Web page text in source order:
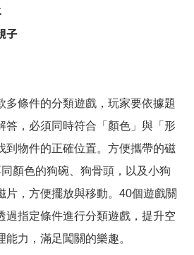
子
多條件的分類遊戲，玩家要依據題
答，必須同時符合「顏色」與「形
到物件的正確位置。方便攜帶的磁
顏色的狗碗、狗骨頭，以及小狗
片，方便擺放與移動。40個遊戲關
過指定條件進行分類遊戲，提升空
力，滿足闖關的樂趣。